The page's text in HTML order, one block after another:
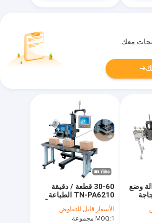
معك.
30-60 قطعة / دقيقة
TN-PA6210 الطباعة
الفورية الزاوية اليمنى آلة
وضع العلامات
الأسعار:قابل للتفاوض
MOQ:1 مجموعة
آلة وضع